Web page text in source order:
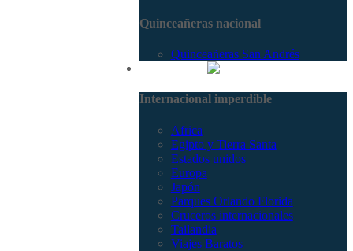
Quinceañeras nacional
Quinceañeras San Andrés
Internacional imperdible
Africa
Egipto y Tierra Santa
Estados unidos
Europa
Japón
Parques Orlando Florida
Cruceros internacionales
Tailandia
Viajes Baratos